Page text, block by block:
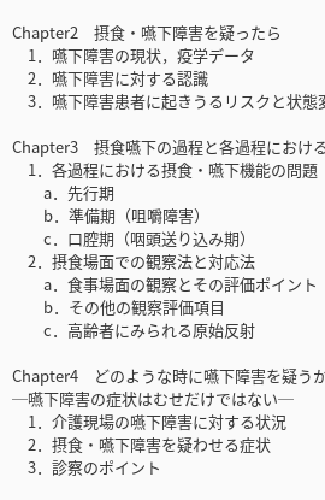
Chapter2 摂食・嚥下障害を疑ったら
1．嚥下障害の現状，疫学データ
2．嚥下障害に対する認識
3．嚥下障害患者に起きうるリスクと状態
Chapter3 摂食嚥下の過程と各過程におけ
1．各過程における摂食・嚥下機能の問題
a．先行期
b．準備期（咀嚼障害）
c．口腔期（咽頭送り込み期）
2．摂食場面での観察法と対応法
a．食事場面の観察とその評価ポイント
b．その他の観察評価項目
c．高齢者にみられる原始反射
Chapter4 どのような時に嚥下障害を疑う
─嚥下障害の症状はむせだけではない─
1．介護現場の嚥下障害に対する状況
2．摂食・嚥下障害を疑わせる症状
3．診察のポイント